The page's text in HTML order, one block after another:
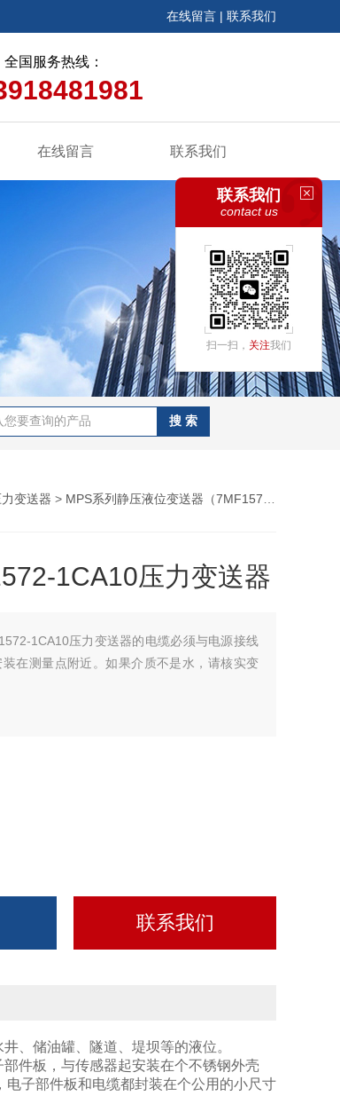
在线留言 | 联系我们
全国服务热线：
在线留言 联系我们
变送器 > MPS系列静压液位变送器（7MF1570）
1CA10压力变送器
1CA10压力变送器的电缆必须与电源接线
在测量点附近。如果介质不是水，请核实变
联系我们
、储油罐、隧道、堤坝等的液位。
件板，与传感器起安装在个不锈钢外壳
子部件板和电缆都封装在个公用的小尺寸
联系我们
contact us
扫一扫， 关注我们